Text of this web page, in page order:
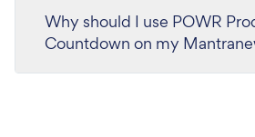
Why should I use POWR
Countdown on my